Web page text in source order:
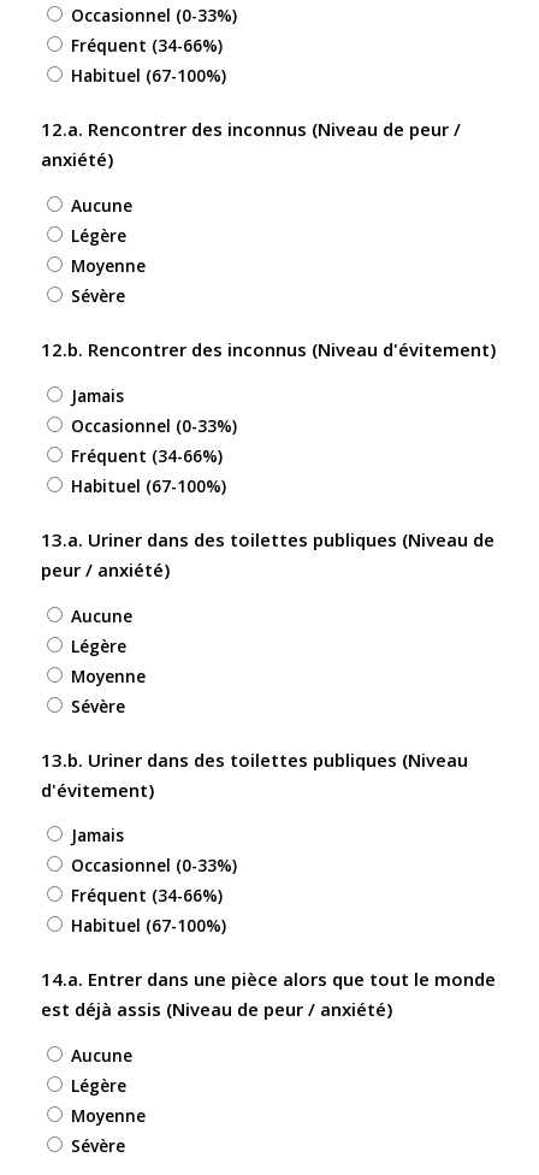
Occasionnel (0-33%)
Fréquent (34-66%)
Habituel (67-100%)
12.a. Rencontrer des inconnus (Niveau de peur /
anxiété)
Aucune
Légère
Moyenne
Sévère
12.b. Rencontrer des inconnus (Niveau d'évitement)
Jamais
Occasionnel (0-33%)
Fréquent (34-66%)
Habituel (67-100%)
13.a. Uriner dans des toilettes publiques (Niveau de
peur / anxiété)
Aucune
Légère
Moyenne
Sévère
13.b. Uriner dans des toilettes publiques (Niveau
d'évitement)
Jamais
Occasionnel (0-33%)
Fréquent (34-66%)
Habituel (67-100%)
14.a. Entrer dans une pièce alors que tout le monde
est déjà assis (Niveau de peur / anxiété)
Aucune
Légère
Moyenne
Sévère